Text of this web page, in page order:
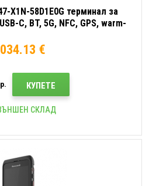
X1N-58D1E0G терминал за
C, BT, 5G, NFC, GPS, warm-
€
КУПЕТЕ
СКЛАД